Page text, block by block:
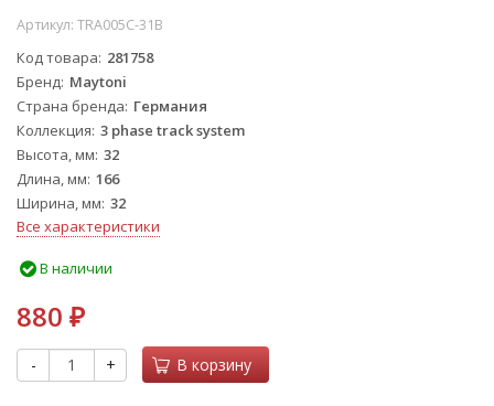
Артикул: TRA005C-31B
Код товара 281758
Бренд Maytoni
Страна бренда Германия
Коллекция 3 phase track system
Высота, мм 32
Длина, мм 166
Ширина, мм 32
Все характеристики
В наличии
880 ₽
- + В корзину